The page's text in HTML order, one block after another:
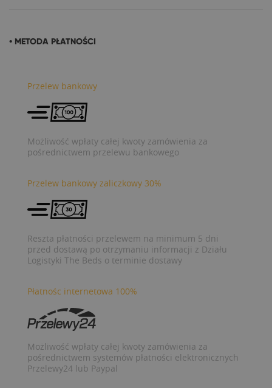
• METODA PŁATNOŚCI
Przelew bankowy
Możliwość wpłaty całej kwoty zamówienia za
pośrednictwem przelewu bankowego
Przelew bankowy zaliczkowy 30%
Reszta płatności przelewem na minimum 5 dni
przed dostawą po otrzymaniu informacji z Działu
Logistyki The Beds o terminie dostawy
Płatnośc internetowa 100%
Możliwość wpłaty całej kwoty zamówienia za
pośrednictwem systemów płatności elektronicznych
Przelewy24 lub Paypal